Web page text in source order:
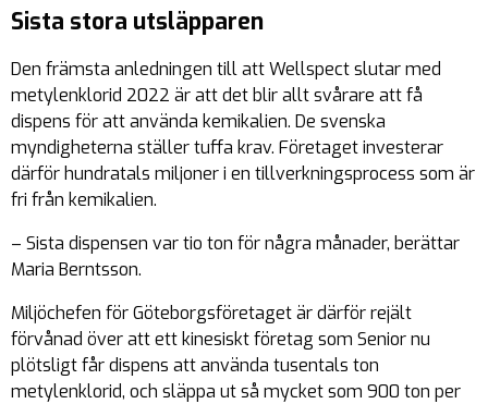
Sista stora utsläpparen
Den främsta anledningen till att Wellspect slutar med
metylenklorid 2022 är att det blir allt svårare att få
dispens för att använda kemikalien. De svenska
myndigheterna ställer tuffa krav. Företaget investerar
därför hundratals miljoner i en tillverkningsprocess som är
fri från kemikalien.
– Sista dispensen var tio ton för några månader, berättar
Maria Berntsson.
Miljöchefen för Göteborgsföretaget är därför rejält
förvånad över att ett kinesiskt företag som Senior nu
plötsligt får dispens att använda tusentals ton
metylenklorid, och släppa ut så mycket som 900 ton per